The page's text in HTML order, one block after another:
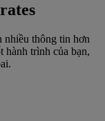
nhiều thông tin hơn
hành trình của bạn,